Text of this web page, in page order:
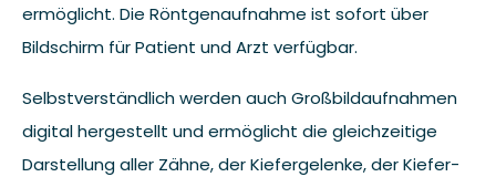
ermöglicht. Die Röntgenaufnahme ist sofort über
Bildschirm für Patient und Arzt verfügbar.
Selbstverständlich werden auch Großbildaufnahmen
digital hergestellt und ermöglicht die gleichzeitige
Darstellung aller Zähne, der Kiefergelenke, der Kiefer-